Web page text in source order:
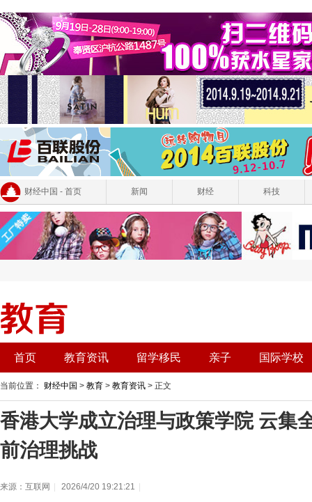
财经中国 - 首页 新闻 财经 科技
首页 教育资讯 留学移民 亲子 国际学校
当前位置： 财经中国 > 教育 > 教育资讯 > 正文
香港大学成立治理与政策学院 云集
前治理挑战
来源：互联网 2026/4/20 19:21:21